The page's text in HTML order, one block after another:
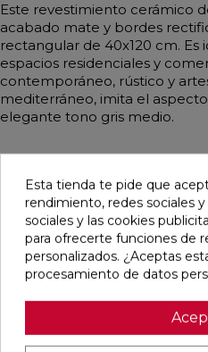
Este revestimiento cerámico
acabado mate y bordes
rectangular de 40x120 cm. Es
espacios residenciales y
contemporáneo, rústico y
mediterráneo, imita el
elegante tono gris medio.
Pensamos que
DETROIT
ARENA
favorite
UNIQ MOON
MATE
favorite
Esta tienda te pide que
rendimiento, redes sociales
sociales y las cookies
para ofrecerte funciones de
personalizados. ¿Aceptas
procesamiento de datos